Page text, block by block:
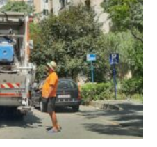
Investigații